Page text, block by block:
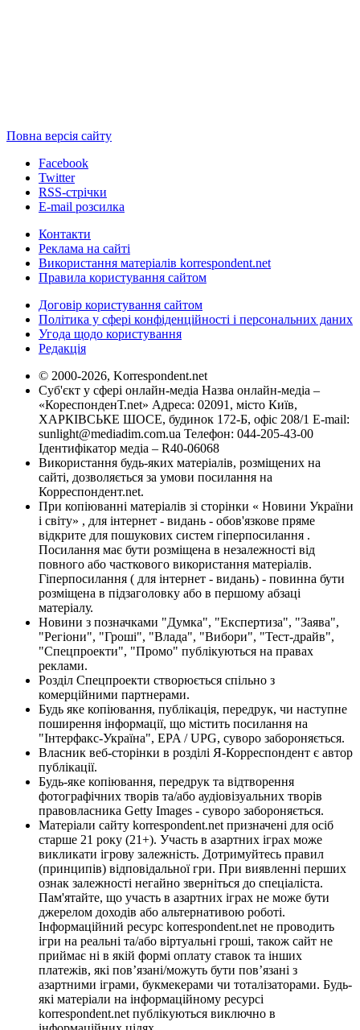
Повна версія сайту
Facebook
Twitter
RSS-стрічки
E-mail розсилка
Контакти
Реклама на сайті
Використання матеріалів korrespondent.net
Правила користування сайтом
Договір користування сайтом
Політика у сфері конфіденційності і персональних даних
Угода щодо користування
Редакція
© 2000-2026, Korrespondent.net
Суб'єкт у сфері онлайн-медіа Назва онлайн-медіа –
«КореспонденТ.net» Адреса: 02091, місто Київ,
ХАРКІВСЬКЕ ШОСЕ, будинок 172-Б, офіс 208/1 E-mail:
sunlight@mediadim.com.ua Телефон: 044-205-43-00
Ідентифікатор медіа – R40-06068
Використання будь-яких матеріалів, розміщених на
сайті, дозволяється за умови посилання на
Корреспондент.net.
При копіюванні матеріалів зі сторінки « Новини України
і світу» , для інтернет - видань - обов'язкове пряме
відкрите для пошукових систем гіперпосилання .
Посилання має бути розміщена в незалежності від
повного або часткового використання матеріалів.
Гіперпосилання ( для інтернет - видань) - повинна бути
розміщена в підзаголовку або в першому абзаці
матеріалу.
Новини з позначками "Думка", "Експертиза", "Заява",
"Регіони", "Гроші", "Влада", "Вибори", "Тест-драйв",
"Спецпроекти", "Промо" публікуються на правах
реклами.
Розділ Спецпроекти створюється спільно з
комерційними партнерами.
Будь яке копіювання, публікація, передрук, чи наступне
поширення інформації, що містить посилання на
"Інтерфакс-Україна", EPA / UPG, суворо забороняється.
Власник веб-сторінки в розділі Я-Корреспондент є автор
публікації.
Будь-яке копіювання, передрук та відтворення
фотографічних творів та/або аудіовізуальних творів
правовласника Getty Images - суворо забороняється.
Матеріали сайту korrespondent.net призначені для осіб
старше 21 року (21+). Участь в азартних іграх може
викликати ігрову залежність. Дотримуйтесь правил
(принципів) відповідальної гри. При виявленні перших
ознак залежності негайно зверніться до спеціаліста.
Пам'ятайте, що участь в азартних іграх не може бути
джерелом доходів або альтернативою роботі.
Інформаційний ресурс korrespondent.net не проводить
ігри на реальні та/або віртуальні гроші, також сайт не
приймає ні в якій формі оплату ставок та інших
платежів, які пов’язані/можуть бути пов’язані з
азартними іграми, букмекерами чи тоталізаторами. Будь-
які матеріали на інформаційному ресурсі
korrespondent.net публікуються виключно в